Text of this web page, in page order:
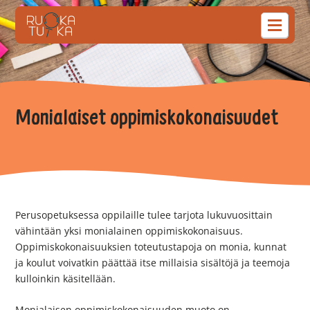
Monialaiset oppimiskokonaisuudet
Perusopetuksessa oppilaille tulee tarjota lukuvuosittain
vähintään yksi monialainen oppimiskokonaisuus.
Oppimiskokonaisuuksien toteutustapoja on monia, kunnat
ja koulut voivatkin päättää itse millaisia sisältöjä ja teemoja
kulloinkin käsitellään.